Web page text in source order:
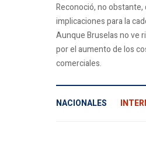
Reconoció, no
implicaciones para la
Aunque Bruselas no ve
por el aumento de los
comerciales.
NACIONALES